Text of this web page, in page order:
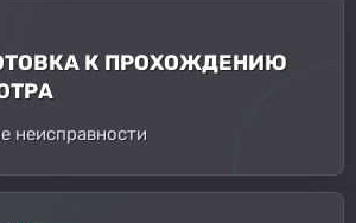
К ПРОХОЖДЕНИЮ
неисправности